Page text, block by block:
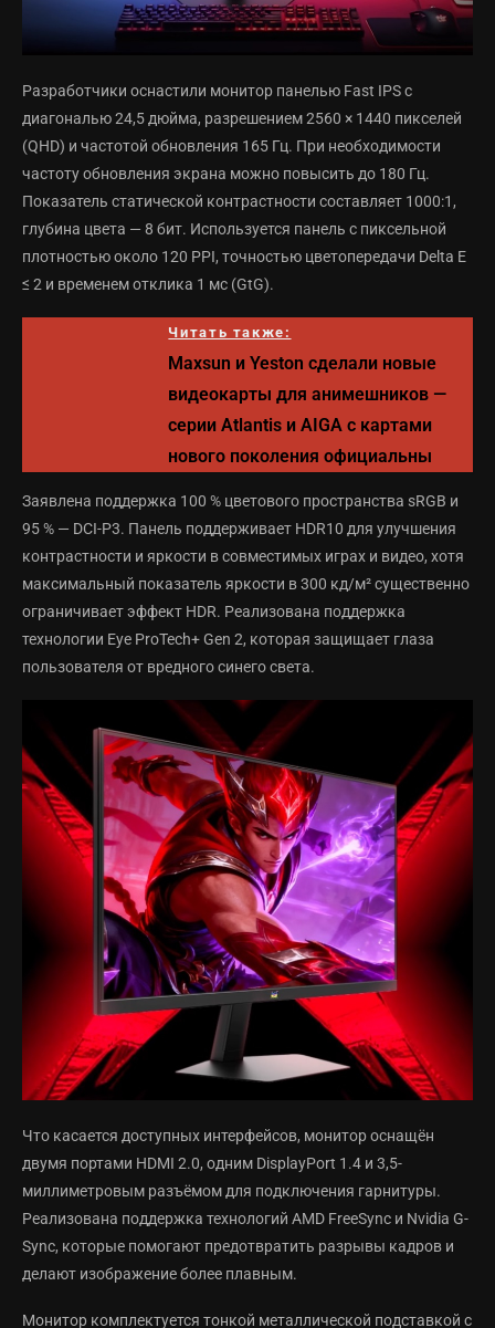
Разработчики оснастили монитор панелью Fast IPS с
диагональю 24,5 дюйма, разрешением 2560 × 1440 пикселей
(QHD) и частотой обновления 165 Гц. При необходимости
частоту обновления экрана можно повысить до 180 Гц.
Показатель статической контрастности составляет 1000:1,
глубина цвета — 8 бит. Используется панель с пиксельной
плотностью около 120 PPI, точностью цветопередачи Delta E
≤ 2 и временем отклика 1 мс (GtG).
Читать также:
Maxsun и Yeston сделали новые
видеокарты для анимешников —
серии Atlantis и AIGA с картами
нового поколения официальны
Заявлена поддержка 100 % цветового пространства sRGB и
95 % — DCI-P3. Панель поддерживает HDR10 для улучшения
контрастности и яркости в совместимых играх и видео, хотя
максимальный показатель яркости в 300 кд/м² существенно
ограничивает эффект HDR. Реализована поддержка
технологии Eye ProTech+ Gen 2, которая защищает глаза
пользователя от вредного синего света.
Что касается доступных интерфейсов, монитор оснащён
двумя портами HDMI 2.0, одним DisplayPort 1.4 и 3,5-
миллиметровым разъёмом для подключения гарнитуры.
Реализована поддержка технологий AMD FreeSync и Nvidia G-
Sync, которые помогают предотвратить разрывы кадров и
делают изображение более плавным.
Монитор комплектуется тонкой металлической подставкой с